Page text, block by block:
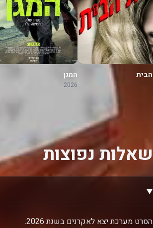
הבית המגן
2026
שאלות נפוצות
הסרט מערכת יצא לאקרנים בשנת 2026.